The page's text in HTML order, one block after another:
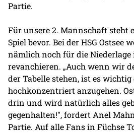
Partie.
Für unsere 2. Mannschaft steht
Spiel bevor. Bei der HSG Ostsee
nämlich noch für die Niederlage
revanchieren. „Auch wenn wir
der Tabelle stehen, ist es wichtig
hochkonzentriert anzugehen.
drin und wird natürlich alles
gegenhalten!", fordert Anel
Partie. Auf alle Fans in Füchse